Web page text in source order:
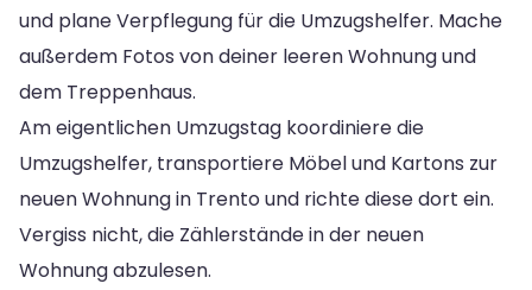
und plane Verpflegung für die Umzugshelfer. Mache
außerdem Fotos von deiner leeren Wohnung und
dem Treppenhaus.
Am eigentlichen Umzugstag koordiniere die
Umzugshelfer, transportiere Möbel und Kartons zur
neuen Wohnung in Trento und richte diese dort ein.
Vergiss nicht, die Zählerstände in der neuen
Wohnung abzulesen.